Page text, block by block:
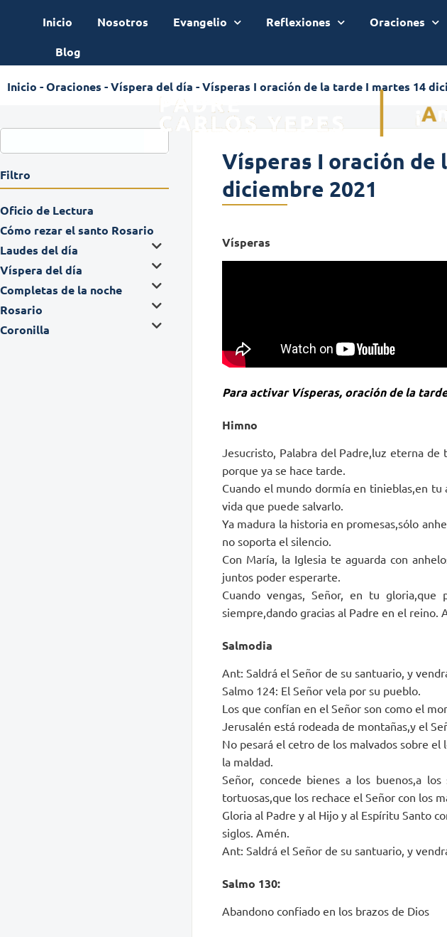
Inicio Nosotros Evangelio Reflexiones Oraciones
Blog
Inicio -Oraciones -Víspera del día -Vísperas I oración de la tarde I martes 14
Filtro
Oficio de Lectura
Cómo rezar el santo Rosario
Laudes del día
Víspera del día
Completas de la noche
Rosario
Coronilla
Vísperas I oración de
diciembre 2021
Vísperas
Para activar Vísperas, oración de la
Himno
Jesucristo, Palabra del Padre,luz eterna
porque ya se hace tarde.
Cuando el mundo dormía en tinieblas,en
vida que puede salvarlo.
Ya madura la historia en promesas,sólo
no soporta el silencio.
Con María, la Iglesia te aguarda con
juntos poder esperarte.
Cuando vengas, Señor, en tu
siempre,dando gracias al Padre en el reino.
Salmodia
Ant: Saldrá el Señor de su santuario, y
Salmo 124: El Señor vela por su pueblo.
Los que confían en el Señor son como el
Jerusalén está rodeada de montañas,y el
No pesará el cetro de los malvados sobre
la maldad.
Señor, concede bienes a los buenos,a
tortuosas,que los rechace el Señor con los
Gloria al Padre y al Hijo y al Espíritu Santo
siglos. Amén.
Ant: Saldrá el Señor de su santuario, y
Salmo 130:
Abandono confiado en los brazos de Dios